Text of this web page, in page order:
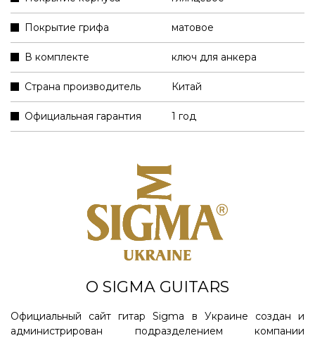
Покрытие грифа матовое
В комплекте ключ для анкера
Страна производитель Китай
Официальная гарантия 1 год
О SIGMA GUITARS
Официальный сайт гитар Sigma в Украине создан и
администрирован подразделением компании